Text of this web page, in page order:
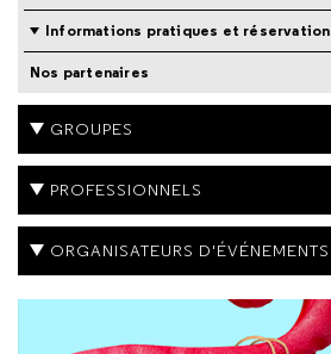
Informations pratiques et réservation
Nos partenaires
GROUPES
PROFESSIONNELS
ORGANISATEURS D'ÉVÉNEMENTS